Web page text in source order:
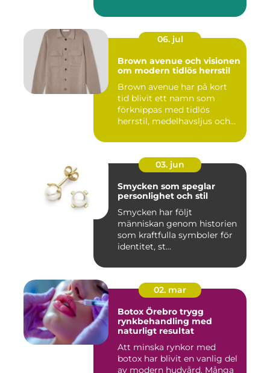
06. jul
Brown avenue och visionen
om modern tidlös herrstil
Brown avenue har på kort
tid blivit ett namn som
förknippas med tidlös
herrstil, medelhavsljus och
03. jun
Smycken som speglar
personlighet och stil
Smycken har följt
människan genom historien
som kraftfulla symboler för
identitet, st...
02. mar
Botox Örebro trygg
rynkbehandling med
naturligt resultat
Att minska rynkor med
botox har blivit en vanlig del
av modern hudvård. Många